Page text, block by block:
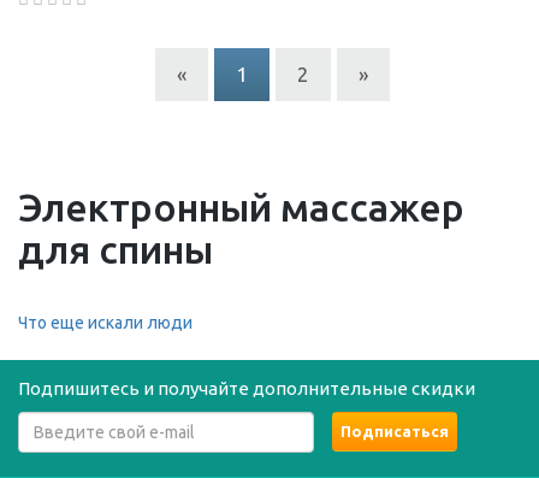
« 1 2 »
Электронный массажер
для спины
Что еще искали люди
Подпишитесь и получайте дополнительные скидки